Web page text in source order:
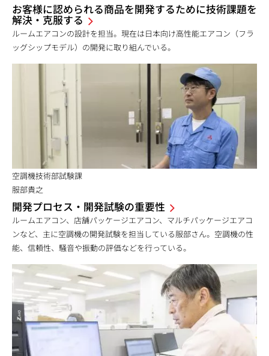
お客様に認められる商品を開発するために技術課題を
解決・克服する
ルームエアコンの設計を担当。現在は日本向け高性能エアコン（フラ
ッグシップモデル）の開発に取り組んでいる。
空調機技術部試験課
服部貴之
開発プロセス・開発試験の重要性
ルームエアコン、店舗パッケージエアコン、マルチパッケージエアコ
ンなど、主に空調機の開発試験を担当している服部さん。空調機の性
能、信頼性、騒音や振動の評価などを行っている。